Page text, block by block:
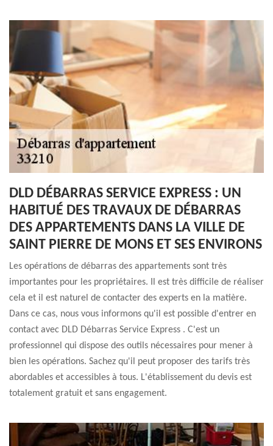
DLD DÉBARRAS SERVICE EXPRESS : UN
HABITUÉ DES TRAVAUX DE DÉBARRAS
DES APPARTEMENTS DANS LA VILLE DE
SAINT PIERRE DE MONS ET SES ENVIRONS
Les opérations de débarras des appartements sont très
importantes pour les propriétaires. Il est très difficile de réaliser
cela et il est naturel de contacter des experts en la matière.
Dans ce cas, nous vous informons qu'il est possible d'entrer en
contact avec DLD Débarras Service Express . C'est un
professionnel qui dispose des outils nécessaires pour mener à
bien les opérations. Sachez qu'il peut proposer des tarifs très
abordables et accessibles à tous. L'établissement du devis est
totalement gratuit et sans engagement.